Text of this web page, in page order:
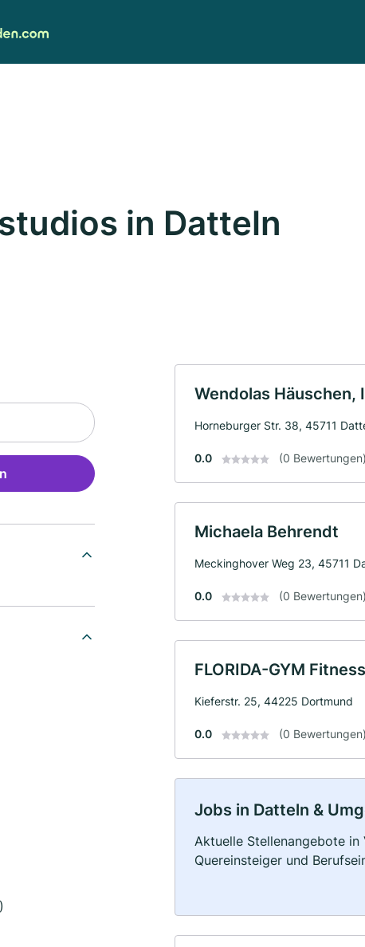
in Datteln
Wendolas Häuschen,
Horneburger Str. 38, 45711
0.0 (0 Bewertungen)
Michaela Behrendt
Meckinghover Weg 23, 45711
0.0 (0 Bewertungen)
FLORIDA-GYM
Kieferstr. 25, 44225 Dortmund
0.0 (0 Bewertungen)
Jobs in Datteln &
Aktuelle Stellenangebote
Quereinsteiger und